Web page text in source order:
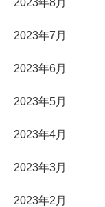
2023年7月
2023年6月
2023年5月
2023年4月
2023年3月
2023年2月